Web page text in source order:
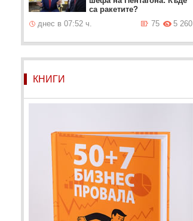
са ракетите?
днес в 07:52 ч.
5 260
75
КНИГИ